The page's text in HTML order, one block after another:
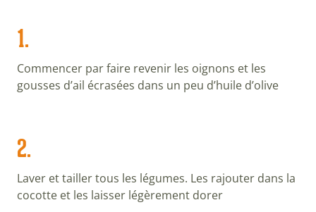
1.
Commencer par faire revenir les oignons et les
gousses d’ail écrasées dans un peu d’huile d’olive
2.
Laver et tailler tous les légumes. Les rajouter dans la
cocotte et les laisser légèrement dorer